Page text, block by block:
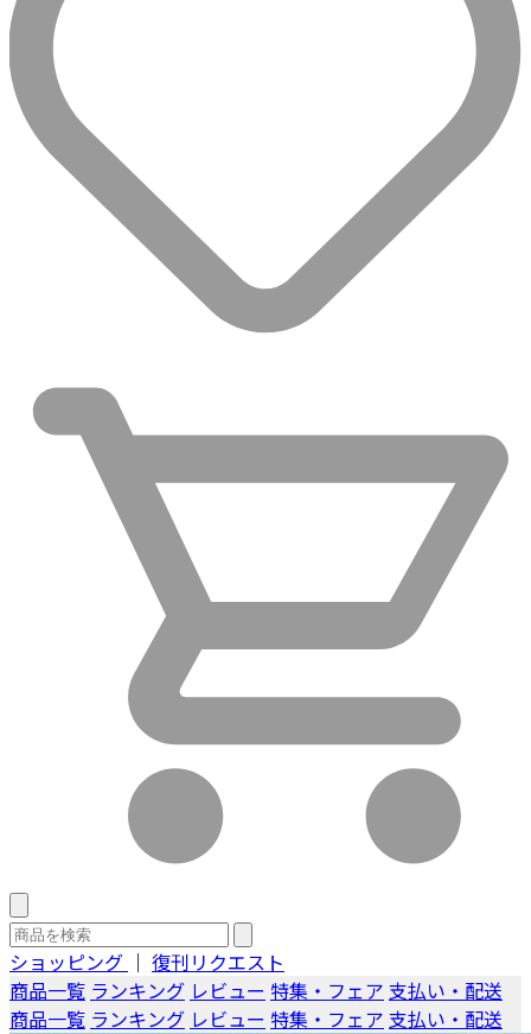
ショッピング ｜ 復刊リクエスト
商品一覧 ランキング レビュー 特集・フェア 支払い・配送
商品一覧 ランキング レビュー 特集・フェア 支払い・配送